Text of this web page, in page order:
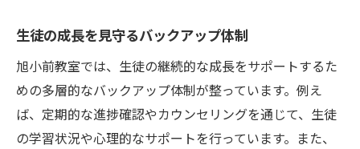
生徒の成長を見守るバックアップ体制
旭小前教室では、生徒の継続的な成長をサポートするた
めの多層的なバックアップ体制が整っています。例え
ば、定期的な進捗確認やカウンセリングを通じて、生徒
の学習状況や心理的なサポートを行っています。また、